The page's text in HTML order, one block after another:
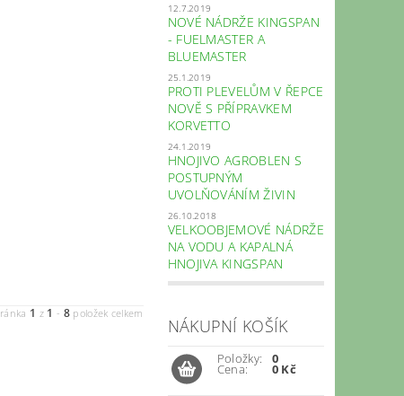
1 z 1 - 8položek celkem
12.7.2019
NOVÉ NÁDRŽE KINGSPAN
- FUELMASTER A
BLUEMASTER
25.1.2019
PROTI PLEVELŮM V ŘEPCE
NOVĚ S PŘÍPRAVKEM
KORVETTO
24.1.2019
HNOJIVO AGROBLEN S
POSTUPNÝM
UVOLŇOVÁNÍM ŽIVIN
26.10.2018
VELKOOBJEMOVÉ NÁDRŽE
NA VODU A KAPALNÁ
HNOJIVA KINGSPAN
NÁKUPNÍ KOŠÍK
Položky:
Cena:
0
0 Kč